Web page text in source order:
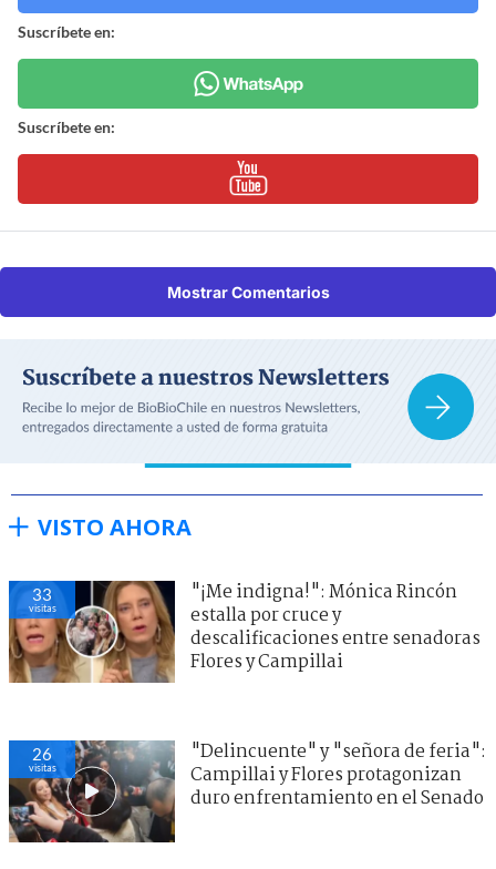
Suscríbete en:
Suscríbete en:
Mostrar Comentarios
VISTO AHORA
33
visitas
"¡Me indigna!": Mónica Rincón
estalla por cruce y
descalificaciones entre senadoras
Flores y Campillai
26
visitas
"Delincuente" y "señora de feria":
Campillai y Flores protagonizan
duro enfrentamiento en el Senado